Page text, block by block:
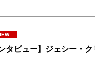
タビュー】ジェシー・